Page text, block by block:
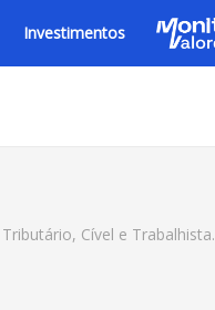
Investimentos
Cível e Trabalhista.